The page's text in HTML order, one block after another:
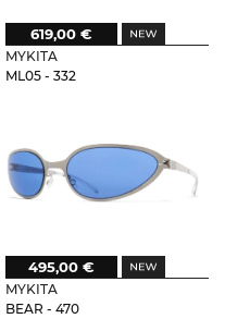
MYKITA
ML05 - 332
619,00 €
MYKITA
BEAR - 470
495,00 €